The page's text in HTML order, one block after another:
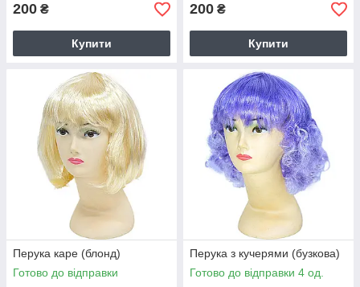
200 ₴
Купити
200 ₴
Купити
Перука каре (блонд)
Готово до відправки
Перука з кучерями (бузкова)
Готово до відправки 4 од.